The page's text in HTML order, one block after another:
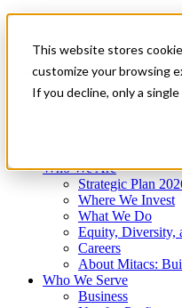
This website stores
customize your browsing
If you decline, only a
News & Events
Get Started
Menu
Who We Are
Strategic Plan
Where We Invest
What We Do
Equity, Diversity,
Careers
About Mitacs:
Who We Serve
Business